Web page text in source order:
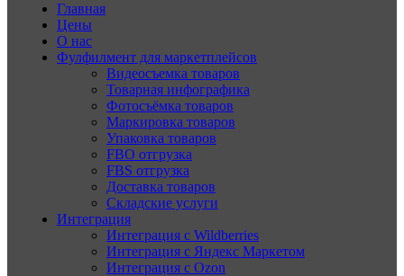
Главная
Цены
О нас
Фулфилмент для маркетплейсов
Видеосъемка товаров
Товарная инфографика
Фотосъёмка товаров
Маркировка товаров
Упаковка товаров
FBO отгрузка
FBS отгрузка
Доставка товаров
Складские услуги
Интеграция
Интеграция с Wildberries
Интеграция с Яндекс Маркетом
Интеграция с Ozon